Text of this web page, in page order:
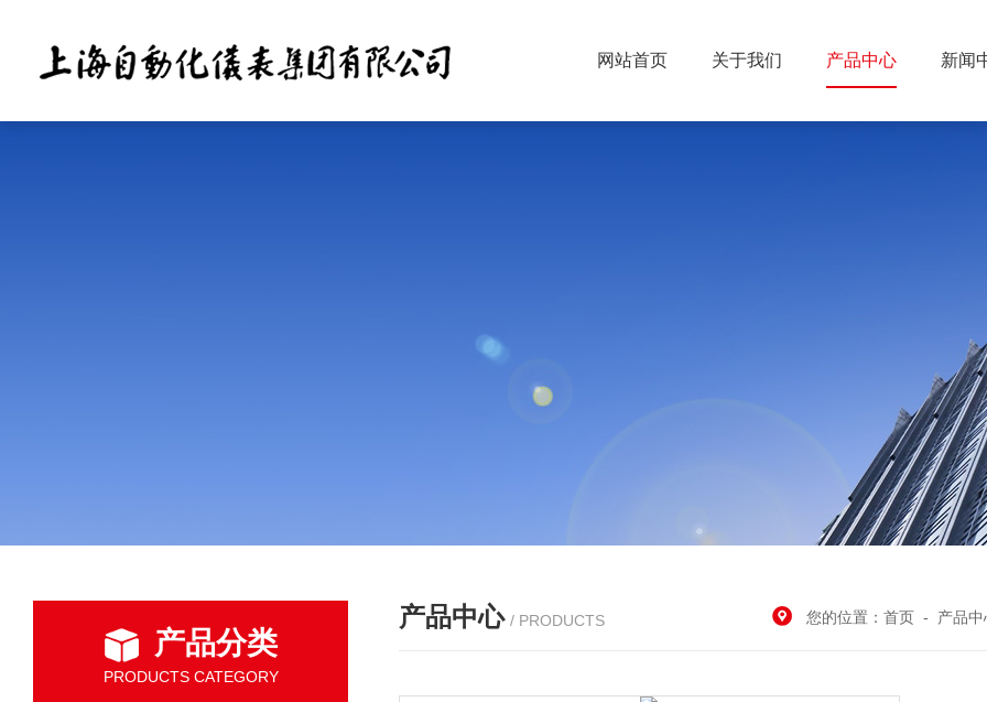
网站首页 关于我们 产品中心 新闻
产品分类
PRODUCTS CATEGORY
产品中心 / PRODUCTS 您的位置：首页 - 产品中